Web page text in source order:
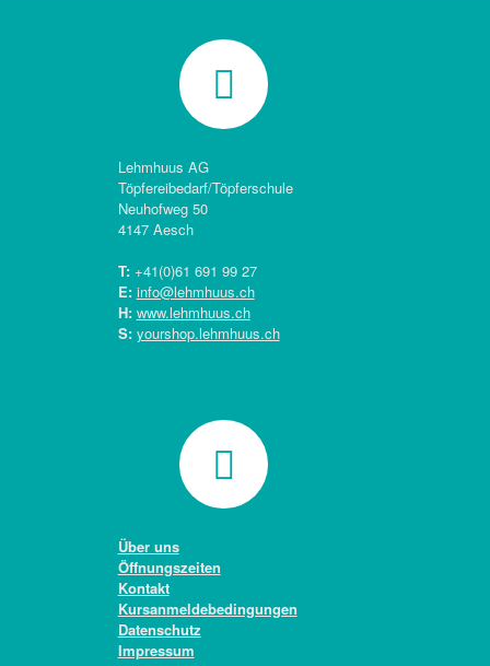
Lehmhuus AG
Töpfereibedarf/Töpferschule
Neuhofweg 50
4147 Aesch
T:+41(0)61 691 99 27
E: info@lehmhuus.ch
H: www.lehmhuus.ch
S: yourshop.lehmhuus.ch
Über uns
Öffnungszeiten
Kontakt
Kursanmeldebedingungen
Datenschutz
Impressum